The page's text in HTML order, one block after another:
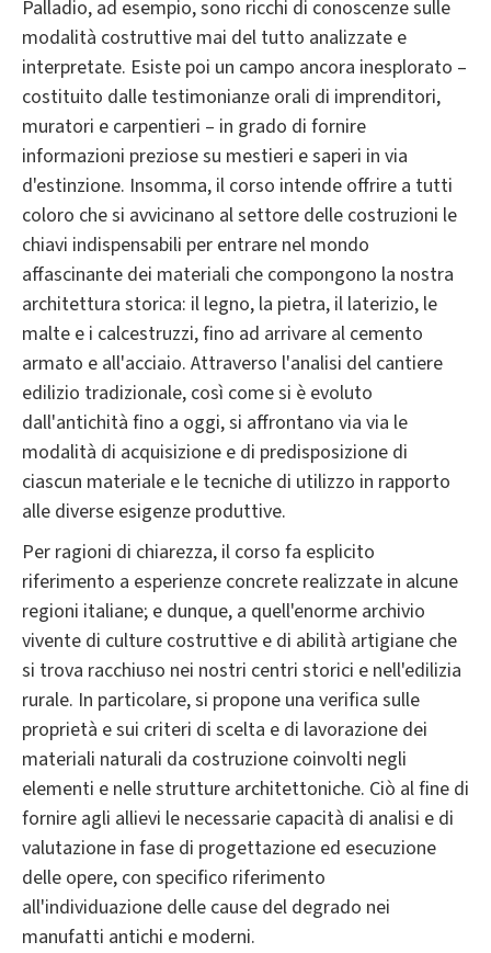
Palladio, ad esempio, sono ricchi di conoscenze sulle
modalità costruttive mai del tutto analizzate e
interpretate. Esiste poi un campo ancora inesplorato –
costituito dalle testimonianze orali di imprenditori,
muratori e carpentieri – in grado di fornire
informazioni preziose su mestieri e saperi in via
d'estinzione. Insomma, il corso intende offrire a tutti
coloro che si avvicinano al settore delle costruzioni le
chiavi indispensabili per entrare nel mondo
affascinante dei materiali che compongono la nostra
architettura storica: il legno, la pietra, il laterizio, le
malte e i calcestruzzi, fino ad arrivare al cemento
armato e all'acciaio. Attraverso l'analisi del cantiere
edilizio tradizionale, così come si è evoluto
dall'antichità fino a oggi, si affrontano via via le
modalità di acquisizione e di predisposizione di
ciascun materiale e le tecniche di utilizzo in rapporto
alle diverse esigenze produttive.
Per ragioni di chiarezza, il corso fa esplicito
riferimento a esperienze concrete realizzate in alcune
regioni italiane; e dunque, a quell'enorme archivio
vivente di culture costruttive e di abilità artigiane che
si trova racchiuso nei nostri centri storici e nell'edilizia
rurale. In particolare, si propone una verifica sulle
proprietà e sui criteri di scelta e di lavorazione dei
materiali naturali da costruzione coinvolti negli
elementi e nelle strutture architettoniche. Ciò al fine di
fornire agli allievi le necessarie capacità di analisi e di
valutazione in fase di progettazione ed esecuzione
delle opere, con specifico riferimento
all'individuazione delle cause del degrado nei
manufatti antichi e moderni.